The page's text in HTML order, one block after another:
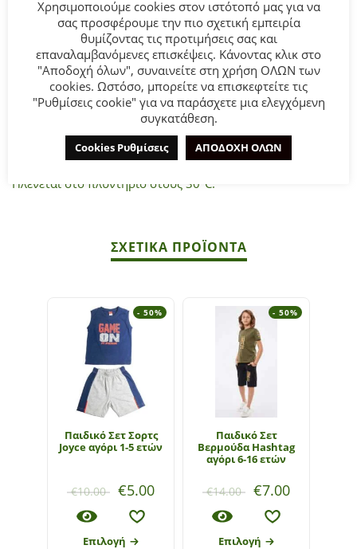
Παιδικό σετ βερμούδα for Funky Kids για αγόρι από 2 έως 6
ετών. Μπλούζα σε κόκκινο χρώμα με τύπωμα και μπλε
βερμούδα.
100% COTTON.
ΣΥΜΒΟΥΛΕΣ
Πλένεται στο πλυντήριο στους 30°C.
ΣΧΕΤΙΚΆ ΠΡΟΪΌΝΤΑ
- 50%
Παιδικό Σετ Σορτς
Joyce αγόρι 1-5 ετών
€10.00 €5.00
Επιλογή
- 50%
Παιδικό Σετ
Βερμούδα Hashtag
αγόρι 6-16 ετών
€14.00 €7.00
Επιλογή
Χρησιμοποιούμε cookies στον ιστότοπό μας για να
σας προσφέρουμε την πιο σχετική εμπειρία
θυμίζοντας τις προτιμήσεις σας και
επαναλαμβανόμενες επισκέψεις. Κάνοντας κλικ στο
"Αποδοχή όλων", συναινείτε στη χρήση ΟΛΩΝ των
cookies. Ωστόσο, μπορείτε να επισκεφτείτε τις
"Ρυθμίσεις cookie" για να παράσχετε μια ελεγχόμενη
συγκατάθεση.
Cookies Ρυθμίσεις ΑΠΟΔΟΧΗ ΟΛΩΝ